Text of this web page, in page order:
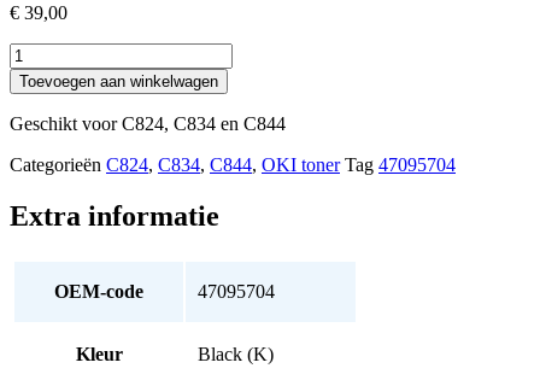
€ 39,00
OKI
47095704
Toner
Zwart
aantal
Toevoegen aan winkelwagen
Geschikt voor C824, C834 en C844
Categorieën C824, C834, C844, OKI toner Tag 47095704
Extra informatie
OEM-code 47095704
Kleur Black (K)